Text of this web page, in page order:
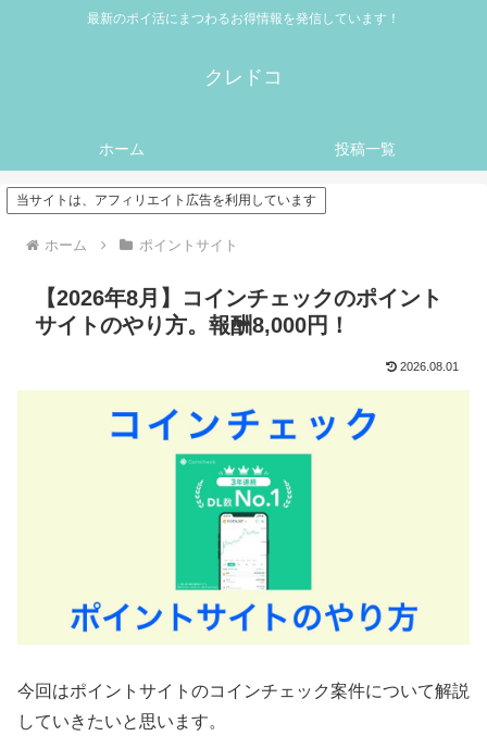
最新のポイ活にまつわるお得情報を発信しています！
クレドコ
ホーム 投稿一覧
当サイトは、アフィリエイト広告を利用しています
ホーム ポイントサイト
【2026年8月】コインチェックのポイント
サイトのやり方。報酬8,000円！
2026.08.01
今回はポイントサイトのコインチェック案件について解説
していきたいと思います。